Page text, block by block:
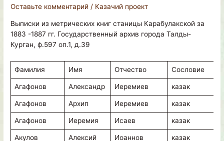
Оставьте комментарий / Казачий проект
Выписки из метрических книг станицы Карабулакской за
1883 -1887 гг. Государственный архив города Талды-
Курган, ф.597 оп.1, д.39
Фамилия Имя Отчество Сословие
Агафонов Александр Иеремиев казак
Агафонов Архип Иеремиев казак
Агафонов Иеремия Исаев казак
Акулов Алексий Иоаннов казак